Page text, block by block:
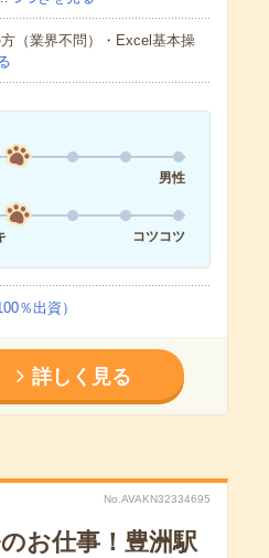
（業界不問）・Excel基本操
男性
コツコツ
％出資）
詳しく見る
No.AVAKN32334695
お仕事！豊洲駅